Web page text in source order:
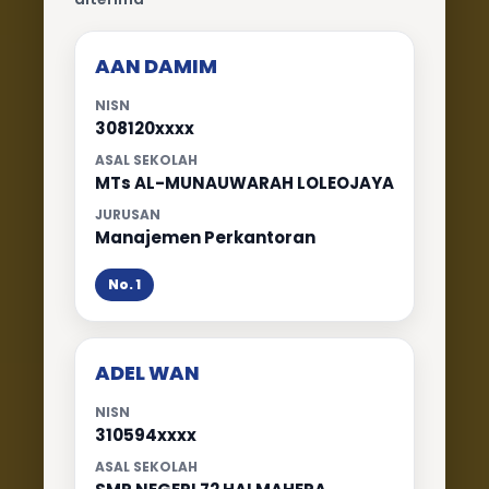
AAN DAMIM
NISN
308120xxxx
ASAL SEKOLAH
MTs AL-MUNAUWARAH LOLEOJAYA
JURUSAN
Manajemen Perkantoran
No. 1
ADEL WAN
NISN
310594xxxx
ASAL SEKOLAH